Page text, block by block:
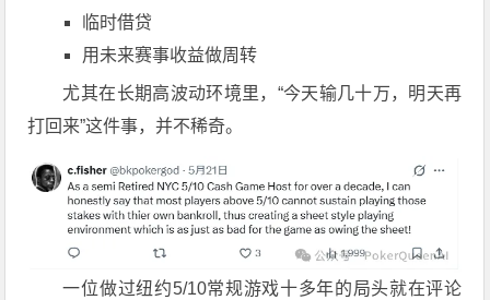
临时借贷
用未来赛事收益做周转
尤其在长期高波动环境里，“今天输几十万，明天再
打回来”这件事，并不稀奇。
一位做过纽约5/10常规游戏十多年的局头就在评论